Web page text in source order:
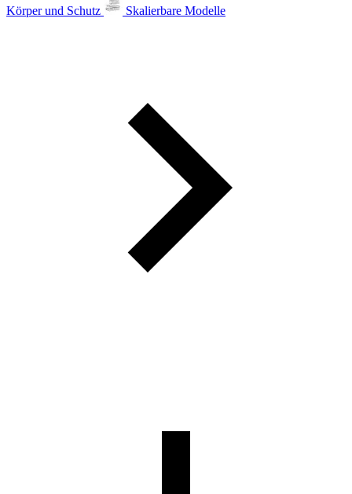
Körper und Schutz
Skalierbare Modelle